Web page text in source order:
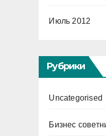
Июль 2012
Рубрики
Uncategorised
Бизнес